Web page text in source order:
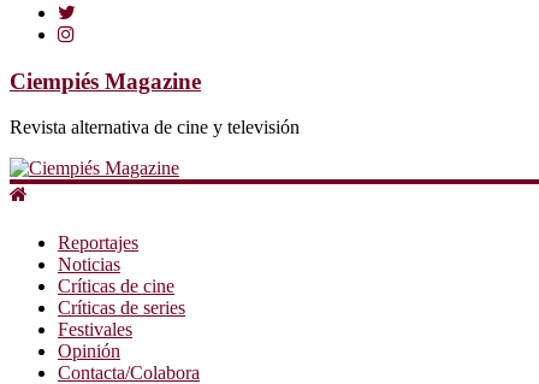
Ciempiés Magazine
Revista alternativa de cine y televisión
Reportajes
Noticias
Críticas de cine
Críticas de series
Festivales
Opinión
Contacta/Colabora